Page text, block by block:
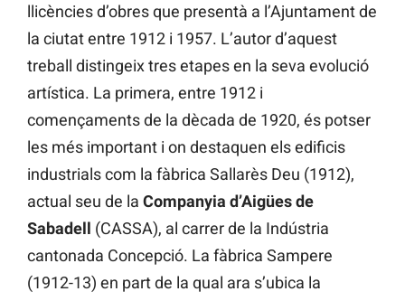
llicències d’obres que presentà a l’Ajuntament de
la ciutat entre 1912 i 1957. L’autor d’aquest
treball distingeix tres etapes en la seva evolució
artística. La primera, entre 1912 i
començaments de la dècada de 1920, és potser
les més important i on destaquen els edificis
industrials com la fàbrica Sallarès Deu (1912),
actual seu de la Companyia d’Aigües de
Sabadell (CASSA), al carrer de la Indústria
cantonada Concepció. La fàbrica Sampere
(1912-13) en part de la qual ara s’ubica la